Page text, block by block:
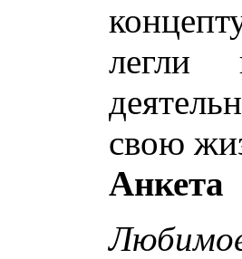
легли
свою
Анкета